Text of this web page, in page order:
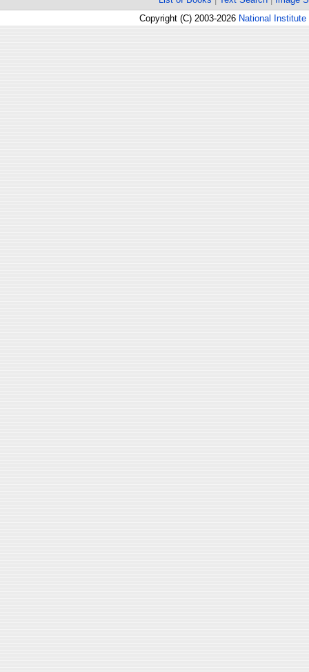
Copyright (C) 2003-2026 National